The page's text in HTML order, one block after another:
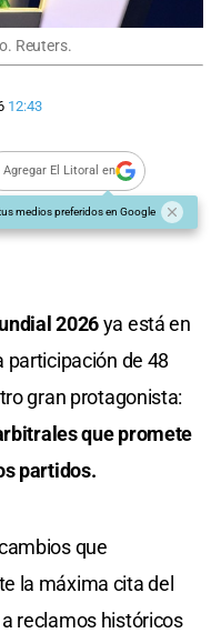
Reuters.
12:43
Agregar El Litoral en
medios preferidos en Google
2026ya está en
participación de 48
gran protagonista:
que promete
partidos.
que
la máxima cita del
reclamos históricos